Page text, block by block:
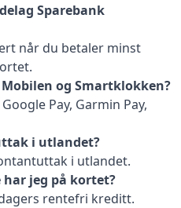
Sparebank
når du betaler minst
og Smartklokken?
Pay, Garmin Pay,
i utlandet?
i utlandet.
jeg på kortet?
rentefri kreditt.